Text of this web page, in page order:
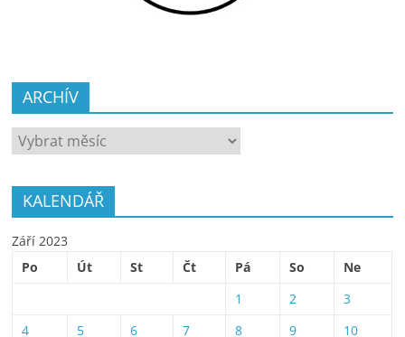
ARCHÍV
ARCHÍV
KALENDÁŘ
Září 2023
Po
Út St Čt Pá So
Ne
1
2
3
4
5 6 7 8 9 10